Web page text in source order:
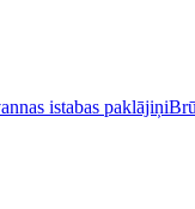
istabas paklājiņi